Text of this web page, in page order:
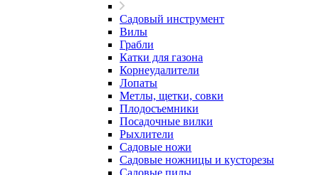
Садовый инструмент
Вилы
Грабли
Катки для газона
Корнеудалители
Лопаты
Метлы, щетки, совки
Плодосъемники
Посадочные вилки
Рыхлители
Садовые ножи
Садовые ножницы и кусторезы
Садовые пилы